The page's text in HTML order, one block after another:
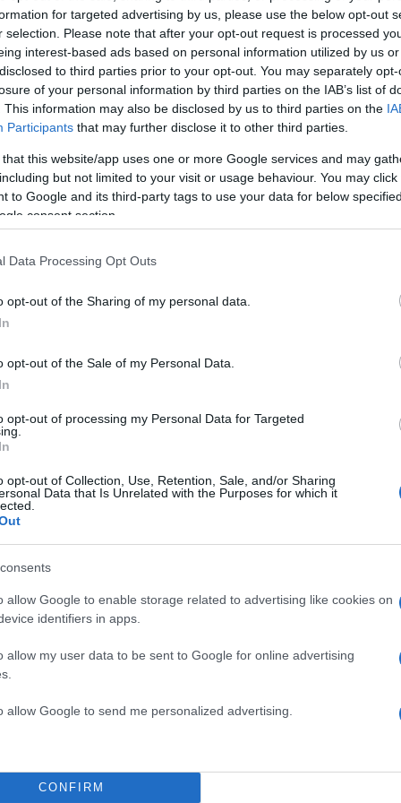
for targeted advertising by us, please use the below opt-out
selection. Please note that after your opt-out request is processed
interest-based ads based on personal information utilized by us
to third parties prior to your opt-out. You may separately
of your personal information by third parties on the IAB’s list of
This information may also be disclosed by us to third parties on the
Participants that may further disclose it to other third parties.
that this website/app uses one or more Google services and may
but not limited to your visit or usage behaviour. You may
to Google and its third-party tags to use your data for below
consent section.
Data Processing Opt Outs
opt-out of the Sharing of my personal data.
opt-out of the Sale of my Personal Data.
opt-out of processing my Personal Data for Targeted
opt-out of Collection, Use, Retention, Sale, and/or Sharing
Data that Is Unrelated with the Purposes for which it
allow Google to enable storage related to advertising like cookies on
identifiers in apps.
allow my user data to be sent to Google for online advertising
allow Google to send me personalized advertising.
CONFIRM
δεν
σύντροφό
- «Όταν
δεν
- σε
στον
κάμπινγκ
βράδυ
τη διπλή δολοφονία στη